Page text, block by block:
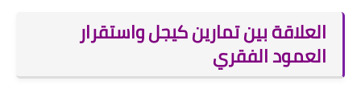
العلاقة بين تمارين كيجل واستقرار
العمود الفقري